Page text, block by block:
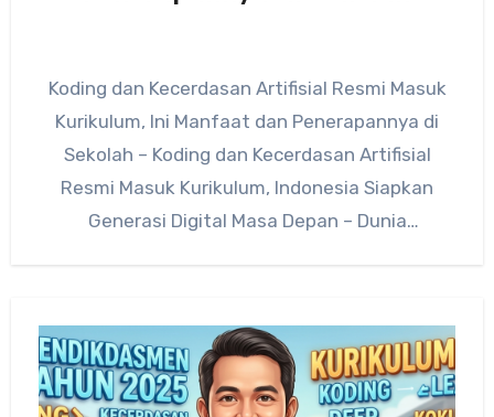
Koding dan Kecerdasan Artifisial Resmi Masuk
Kurikulum, Ini Manfaat dan Penerapannya di
Sekolah – Koding dan Kecerdasan Artifisial
Resmi Masuk Kurikulum, Indonesia Siapkan
Generasi Digital Masa Depan – Dunia